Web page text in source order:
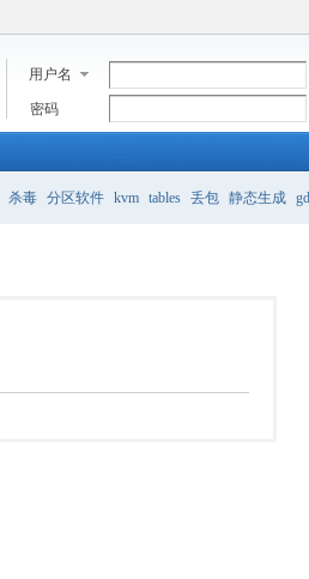
用户名
密码
杀毒 分区软件 kvm tables 丢包 静态生成